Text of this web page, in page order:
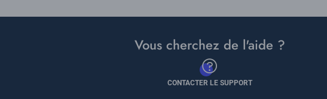
Vous cherchez de l'aide ?
CONTACTER LE SUPPORT